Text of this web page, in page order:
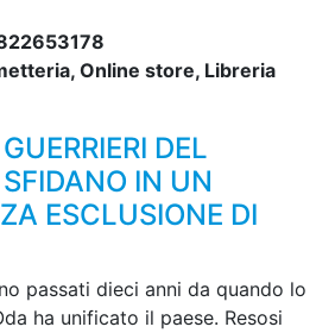
Online store, Libreria
DEL
IN UN
ESCLUSIONE DI
passati dieci anni da quando lo
ha unificato il paese. Resosi